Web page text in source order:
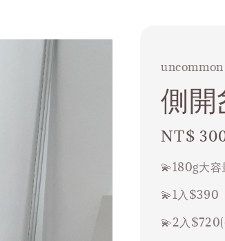
uncommon
側
Regular
NT$
💫180g大
💫1入$390
💫2入